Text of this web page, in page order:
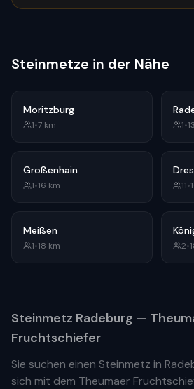
Steinmetze in der Nähe
Moritzburg
1•7 km 1•13
Großenhain
1•16 km 11•
Meißen
1•18 km 2•
Steinmetz Radeburg —
Fruchtschiefer
Sie suchen einen Steinmetz in
sich mit dem Theumaer